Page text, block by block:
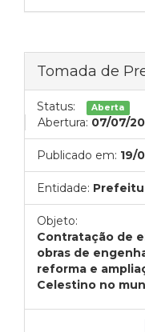
Tomada de
Status: Aberta
Abertura: 07/07/
Publicado em: 19/
Entidade:
Objeto:
Contratação de
obras de
reforma e
Celestino no